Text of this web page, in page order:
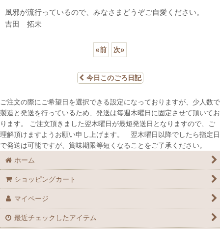
風邪が流行っているので、みなさまどうぞご自愛ください。
吉田 拓未
«前 次»
今日このごろ日記
ご注文の際にご希望日を選択できる設定になっておりますが、少人数で
製造と発送を行っているため、発送は毎週木曜日に固定させて頂いてお
ります。 ご注文頂きました翌木曜日が最短発送日となりますので、ご
理解頂けますようお願い申し上げます。 翌木曜日以降でしたら指定日
で発送は可能ですが、賞味期限等短くなることをご了承ください。
ホーム
ショッピングカート
マイページ
最近チェックしたアイテム